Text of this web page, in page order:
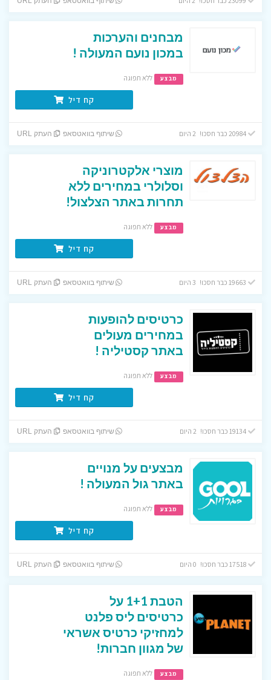
מבחנים והערכות
במכון נועם המעולה !
מבצע ללא תפוגה
קח דיל
20984 כבר חסכו! 2 היום שיתוף בוואטסאפ העתק URL
מוצרי אלקטרוניקה
וסלולרי במחירים ללא
תחרות באתר הצלצול!
מבצע ללא תפוגה
קח דיל
שיתוף בוואטסאפ העתק URL
כרטיסים להופעות
במחירים מעולים
באתר קסטיליה !
מבצע ללא תפוגה
קח דיל
19134 כבר חסכו! 2 היום שיתוף בוואטסאפ העתק URL
מבצעים על מנויים
באתר גול המעולה !
מבצע ללא תפוגה
קח דיל
17518 כבר חסכו! 0 היום שיתוף בוואטסאפ העתק URL
הטבת 1+1 על
כרטיסים ליס פלנט
למחזיקי כרטיס אשראי
של מגוון חברות!
מבצע ללא תפוגה